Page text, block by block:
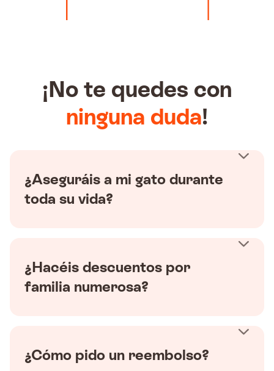
¡No te quedes con
ninguna duda!
¿Aseguráis a mi gato durante
toda su vida?
¿Hacéis descuentos por
familia numerosa?
¿Cómo pido un reembolso?